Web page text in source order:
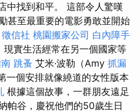
中找到和平。 這部令人驚嘆
甚至最重要的電影勇敢並開始
徵信社 桃園搬家公司 白內障手
現實生活經常在另一個國家等
跳蚤 艾米·波勒（Amy 抓漏
一個安排就像繞道的女性版本
根據這個故事，一群朋友遠足
帕谷，慶祝他們的50歲生日